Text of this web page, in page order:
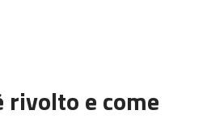
rivolto e come